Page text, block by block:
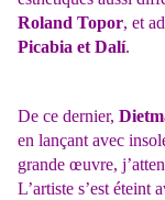
Roland Topor, et
Picabia et Dalí.
De ce dernier,
en lançant avec
grande œuvre,
L’artiste s’est éteint